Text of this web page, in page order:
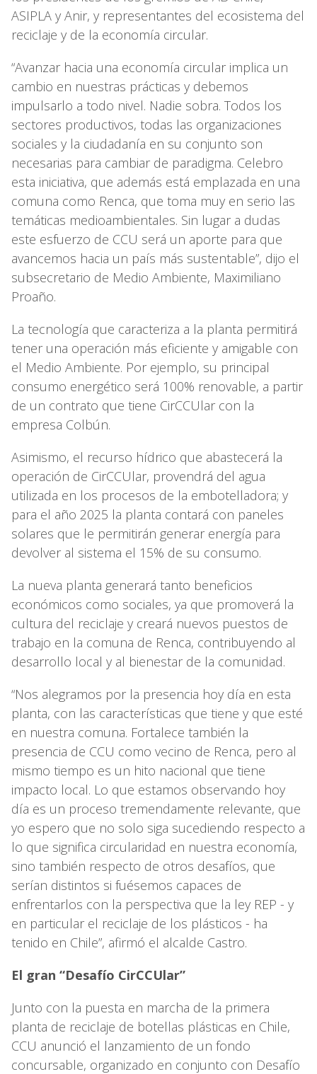
ASIPLA y Anir, y representantes del ecosistema del
reciclaje y de la economía circular.
“Avanzar hacia una economía circular implica un
cambio en nuestras prácticas y debemos
impulsarlo a todo nivel. Nadie sobra. Todos los
sectores productivos, todas las organizaciones
sociales y la ciudadanía en su conjunto son
necesarias para cambiar de paradigma. Celebro
esta iniciativa, que además está emplazada en una
comuna como Renca, que toma muy en serio las
temáticas medioambientales. Sin lugar a dudas
este esfuerzo de CCU será un aporte para que
avancemos hacia un país más sustentable”, dijo el
subsecretario de Medio Ambiente, Maximiliano
Proaño.
La tecnología que caracteriza a la planta permitirá
tener una operación más eficiente y amigable con
el Medio Ambiente. Por ejemplo, su principal
consumo energético será 100% renovable, a partir
de un contrato que tiene CirCCUlar con la
empresa Colbún.
Asimismo, el recurso hídrico que abastecerá la
operación de CirCCUlar, provendrá del agua
utilizada en los procesos de la embotelladora; y
para el año 2025 la planta contará con paneles
solares que le permitirán generar energía para
devolver al sistema el 15% de su consumo.
La nueva planta generará tanto beneficios
económicos como sociales, ya que promoverá la
cultura del reciclaje y creará nuevos puestos de
trabajo en la comuna de Renca, contribuyendo al
desarrollo local y al bienestar de la comunidad.
“Nos alegramos por la presencia hoy día en esta
planta, con las características que tiene y que esté
en nuestra comuna. Fortalece también la
presencia de CCU como vecino de Renca, pero al
mismo tiempo es un hito nacional que tiene
impacto local. Lo que estamos observando hoy
día es un proceso tremendamente relevante, que
yo espero que no solo siga sucediendo respecto a
lo que significa circularidad en nuestra economía,
sino también respecto de otros desafíos, que
serían distintos si fuésemos capaces de
enfrentarlos con la perspectiva que la ley REP - y
en particular el reciclaje de los plásticos - ha
tenido en Chile”, afirmó el alcalde Castro.
El gran “Desafío CirCCUlar”
Junto con la puesta en marcha de la primera
planta de reciclaje de botellas plásticas en Chile,
CCU anunció el lanzamiento de un fondo
concursable, organizado en conjunto con Desafío